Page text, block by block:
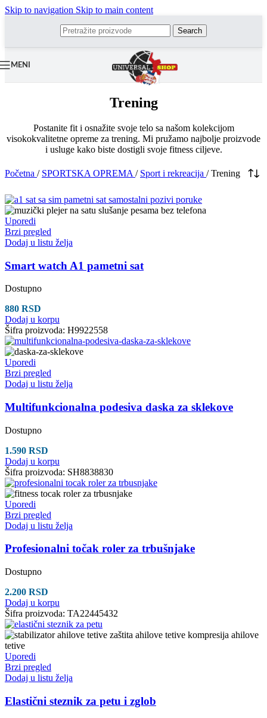
Skip to navigation Skip to main content
Search
MENI
Trening
Postanite fit i osnažite svoje telo sa našom kolekcijom
visokokvalitetne opreme za trening. Mi pružamo najbolje proizvode
i usluge kako biste dostigli svoje fitness ciljeve.
Početna / SPORTSKA OPREMA / Sport i rekreacija / Trening
Uporedi
Brzi pregled
Dodaj u listu želja
Smart watch A1 pametni sat
Dostupno
880 RSD
Dodaj u korpu
Šifra proizvoda: H9922558
Uporedi
Brzi pregled
Dodaj u listu želja
Multifunkcionalna podesiva daska za sklekove
Dostupno
1.590 RSD
Dodaj u korpu
Šifra proizvoda: SH8838830
Uporedi
Brzi pregled
Dodaj u listu želja
Profesionalni točak roler za trbušnjake
Dostupno
2.200 RSD
Dodaj u korpu
Šifra proizvoda: TA22445432
Uporedi
Brzi pregled
Dodaj u listu želja
Elastični steznik za petu i zglob